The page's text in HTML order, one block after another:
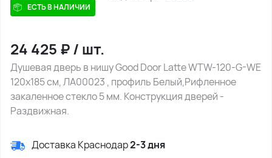
ЕСТЬ В НАЛИЧИИ
24 425 ₽/ шт.
Душевая дверь в нишу Good Door Latte WTW-120-G-WE
120х185 см, ЛА00023 , профиль Белый,Рифленное
закаленное стекло 5 мм. Конструкция дверей -
Раздвижная.
Доставка Краснодар2-3 дня